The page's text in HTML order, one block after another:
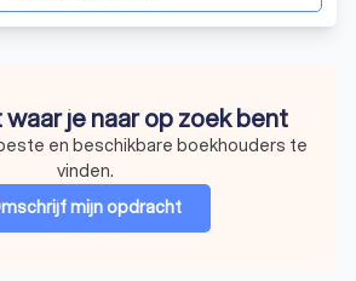
waar je naar op zoek bent
en beschikbare boekhouders te
vinden.
mijn opdracht